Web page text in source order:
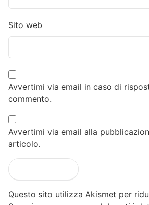
Sito web
Avvertimi via email in caso di
commento.
Avvertimi via email alla
articolo.
Questo sito utilizza Akismet per